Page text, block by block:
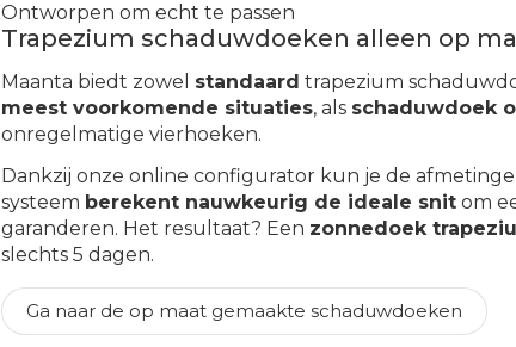
Ontworpen om echt te passen
Trapezium schaduwdoeken alleen op
Maanta biedt zowel standaard trapezium
meest voorkomende situaties, als schaduwdoek
onregelmatige vierhoeken.
Dankzij onze online configurator kun je de
systeem berekent nauwkeurig de ideale snit om
garanderen. Het resultaat? Een zonnedoek
slechts 5 dagen.
Ga naar de op maat gemaakte schaduwdoeken